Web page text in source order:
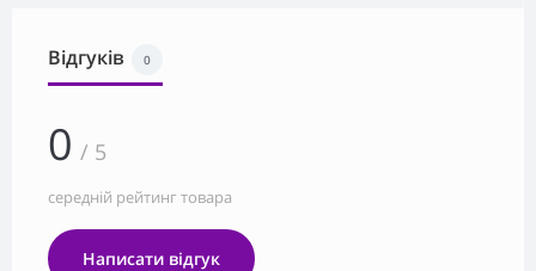
Відгуків 0
0 / 5
середній рейтинг товара
Написати відгук